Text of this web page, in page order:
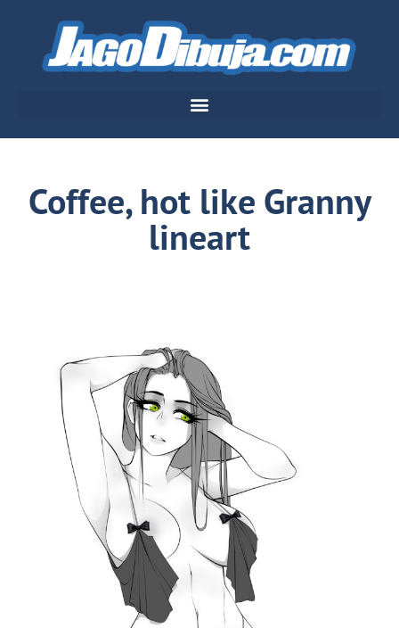
Coffee, hot like Granny
lineart